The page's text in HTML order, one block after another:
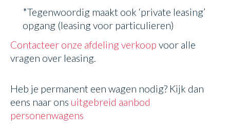
*Tegenwoordig maakt ook ‘private leasing’
opgang (leasing voor particulieren)
Contacteer onze afdeling verkoop voor alle
vragen over leasing.
Heb je permanent een wagen nodig? Kijk dan
eens naar ons uitgebreid aanbod
personenwagens